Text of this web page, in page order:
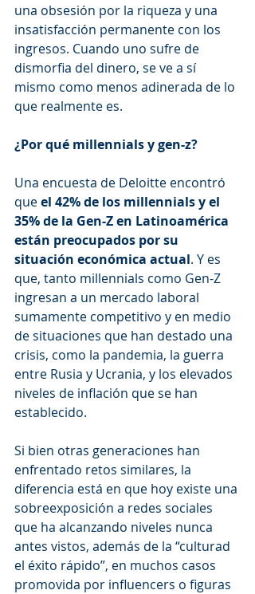
una obsesión por la riqueza y una
insatisfacción permanente con los
ingresos. Cuando uno sufre de
dismorfia del dinero, se ve a sí
mismo como menos adinerada de lo
que realmente es.
¿Por qué millennials y gen-z?
Una encuesta de Deloitte encontró
que el 42% de los millennials y el
35% de la Gen-Z en Latinoamérica
están preocupados por su
situación económica actual. Y es
que, tanto millennials como Gen-Z
ingresan a un mercado laboral
sumamente competitivo y en medio
de situaciones que han destado una
crisis, como la pandemia, la guerra
entre Rusia y Ucrania, y los elevados
niveles de inflación que se han
establecido.
Si bien otras generaciones han
enfrentado retos similares, la
diferencia está en que hoy existe una
sobreexposición a redes sociales
que ha alcanzando niveles nunca
antes vistos, además de la “culturad
el éxito rápido”, en muchos casos
promovida por influencers o figuras